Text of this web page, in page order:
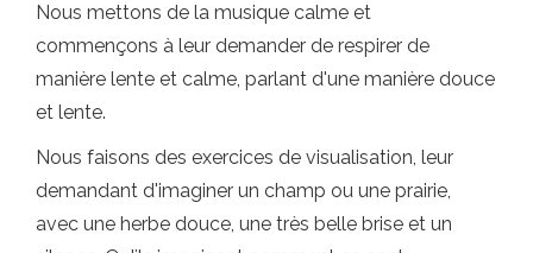
Nous mettons de la musique calme et
commençons à leur demander de respirer de
manière lente et calme, parlant d'une manière douce
et lente.
Nous faisons des exercices de visualisation, leur
demandant d'imaginer un champ ou une prairie,
avec une herbe douce, une très belle brise et un